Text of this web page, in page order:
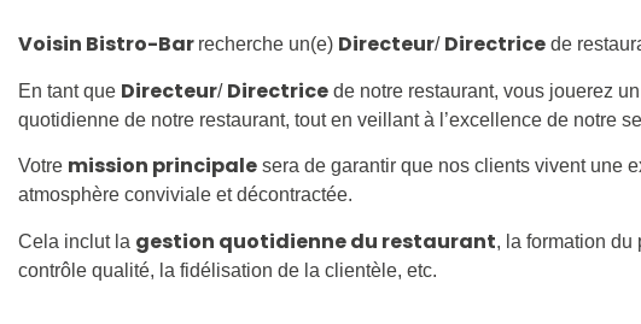
Voisin Bistro-Bar recherche un(e) Directeur/ Directrice de
En tant que Directeur/ Directrice de notre restaurant, vous jouerez
quotidienne de notre restaurant, tout en veillant à l’excellence de notre
Votre mission principale sera de garantir que nos clients vivent une
atmosphère conviviale et décontractée.
Cela inclut la gestion quotidienne du restaurant, la formation
contrôle qualité, la fidélisation de la clientèle, etc.